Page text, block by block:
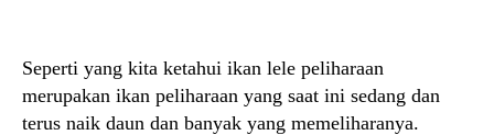
Seperti yang kita ketahui ikan lele peliharaan
merupakan ikan peliharaan yang saat ini sedang dan
terus naik daun dan banyak yang memeliharanya.